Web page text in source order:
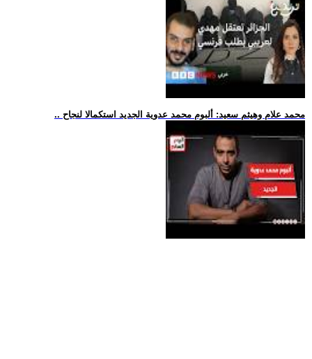
.. محمد علام وهيثم سعيد: ألبوم محمد عدوية الجديد استكمالا لنجاح